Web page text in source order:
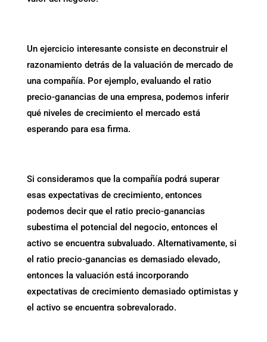
Un ejercicio interesante consiste en deconstruir el
razonamiento detrás de la valuación de mercado de
una compañía. Por ejemplo, evaluando el ratio
precio-ganancias de una empresa, podemos inferir
qué niveles de crecimiento el mercado está
esperando para esa firma.
Si consideramos que la compañía podrá superar
esas expectativas de crecimiento, entonces
podemos decir que el ratio precio-ganancias
subestima el potencial del negocio, entonces el
activo se encuentra subvaluado. Alternativamente, si
el ratio precio-ganancias es demasiado elevado,
entonces la valuación está incorporando
expectativas de crecimiento demasiado optimistas y
el activo se encuentra sobrevalorado.